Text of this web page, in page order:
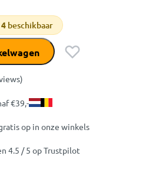
4 beschikbaar
€39,-
op in onze winkels
4.5 / 5 op Trustpilot